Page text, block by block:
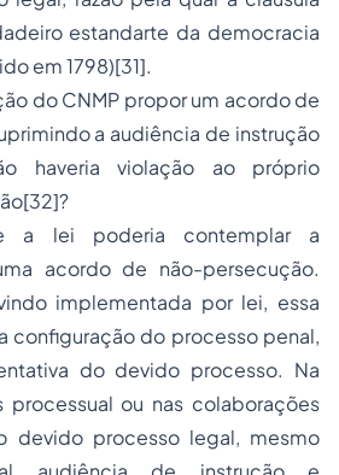
estandarte da democracia
em 1798)[31].
do CNMP propor um acordo de
a audiência de instrução
haveria violação ao próprio
a lei poderia contemplar a
acordo de não-persecução.
implementada por lei, essa
configuração do processo penal,
do devido processo. Na
processual ou nas colaborações
devido processo legal, mesmo